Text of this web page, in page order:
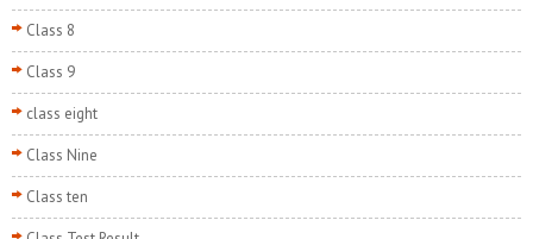
Class 8
Class 9
class eight
Class Nine
Class ten